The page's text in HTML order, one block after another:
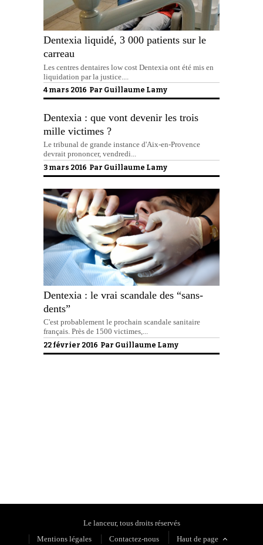
Dentexia liquidé, 3 000 patients sur le
carreau
Les centres dentaires low cost Dentexia ont été mis en
liquidation par la justice....
4 mars 2016 Par Guillaume Lamy
Dentexia : que vont devenir les trois
mille victimes ?
Le tribunal de grande instance d'Aix-en-Provence
devrait prononcer, vendredi...
3 mars 2016 Par Guillaume Lamy
Dentexia : le vrai scandale des “sans-
dents”
C'est probablement le prochain scandale sanitaire
français. Près de 1500 victimes,...
22 février 2016 Par Guillaume Lamy
Le lanceur, tous droits réservés
Mentions légales
Contactez-nous Haut de page